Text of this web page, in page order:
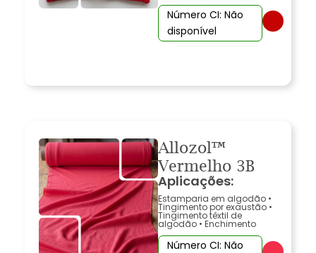
Número CI: Não
disponível
Allozol™
Vermelho 3B
Aplicações:
Estamparia em algodão •
Tingimento por exaustão •
Tingimento têxtil de
algodão • Enchimento
Número CI: Não